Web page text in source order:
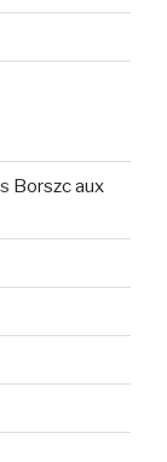
Borszc aux